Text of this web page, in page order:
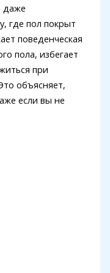
даже
где пол покрыт
поведенческая
пола, избегает
при
объясняет,
если вы не